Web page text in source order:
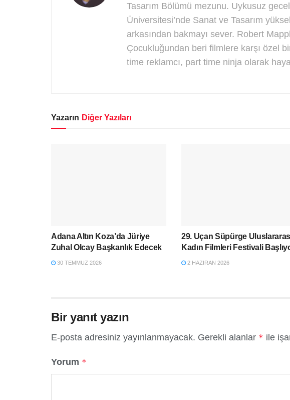
Tasarım Bölümü mezunu. Uykusuz
Üniversitesi’nde Sanat ve Tasarım
arkasından bakmayı sever. Robert
Çocukluğundan beri filmlere karşı özel
time reklamcı, part time ninja olarak
Yazarın Diğer Yazıları
Adana Altın Koza’da Jüriye
Zuhal Olcay Başkanlık Edecek
30 TEMMUZ 2026
29. Uçan Süpürge
Kadın Filmleri Festivali
2 HAZIRAN 2026
Bir yanıt yazın
E-posta adresiniz yayınlanmayacak. Gerekli alanlar * ile
Yorum *